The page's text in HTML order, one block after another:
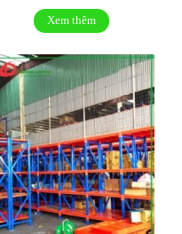
Xem thêm